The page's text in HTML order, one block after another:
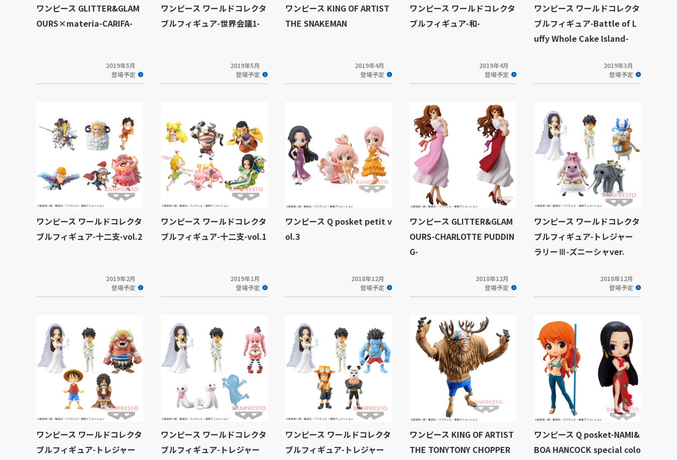
ワンピース GLITTER&GLAM
OURS×materia-CARIFA-
2019年5月
登場予定
ワンピース ワールドコレクタ
ブルフィギュア-世界会議1-
2019年5月
登場予定
ワンピース KING OF ARTIST
THE SNAKEMAN
2019年4月
登場予定
ワンピース ワールドコレクタ
ブルフィギュア-和-
2019年4月
登場予定
ワンピース ワールドコレクタ
ブルフィギュア-Battle of L
uffy Whole Cake Island-
2019年3月
登場予定
ワンピース ワールドコレクタ
ブルフィギュア-十二支-vol.2
2019年2月
登場予定
ワンピース ワールドコレクタ
ブルフィギュア-十二支-vol.1
2019年1月
登場予定
ワンピース Q posket petit v
ol.3
2018年12月
登場予定
ワンピース GLITTER&GLAM
OURS-CHARLOTTE PUDDIN
G-
2018年12月
登場予定
ワンピース ワールドコレクタ
ブルフィギュア-トレジャー
ラリーⅢ-ズニーシャver.
2018年12月
登場予定
ワンピース ワールドコレクタ
ブルフィギュア-トレジャー
ワンピース ワールドコレクタ
ブルフィギュア-トレジャー
ワンピース ワールドコレクタ
ブルフィギュア-トレジャー
ワンピース KING OF ARTIST
THE TONYTONY CHOPPER
ワンピース Q posket-NAMI&
BOA HANCOCK special colo